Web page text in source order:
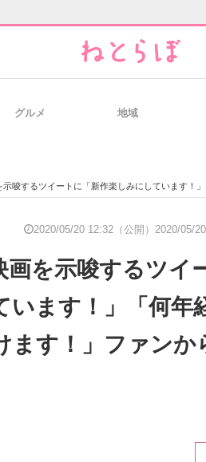
グルメ 地域
ートに「新作楽しみにしています！」「何年経っても楽しみに待ち続けます
2020/05/20 12:32（公開） 2020/05/
画を示唆するツイ
います！」「何年
ます！」ファンか